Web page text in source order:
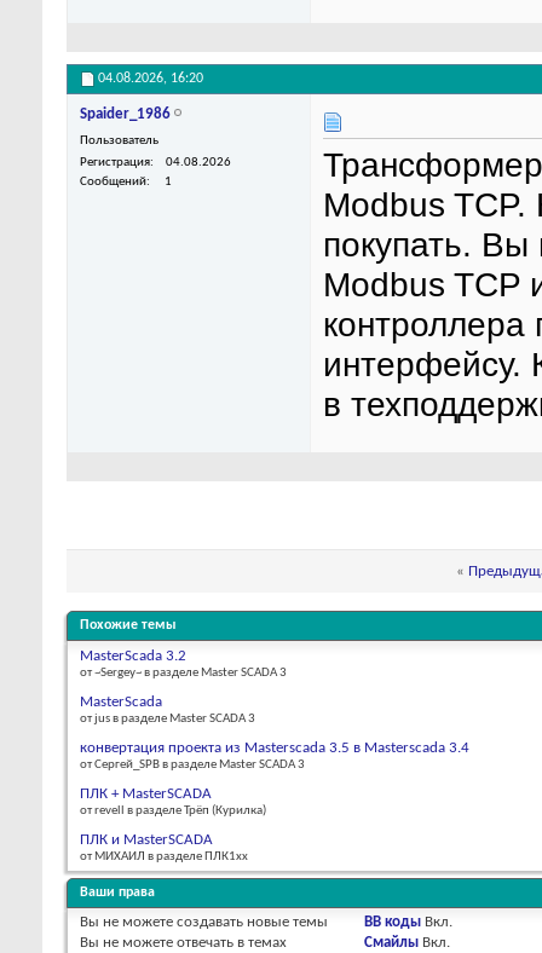
04.08.2026, 16:20
Spaider_1986
Пользователь
Регистрация
04.08.2026
Сообщений
1
Modbus TCP.
покупать. Вы
Modbus TCP
контроллера
интерфейсу.
в
«
Похожие темы
MasterScada 3.2
от ~Sergey~ в разделе Master SCADA 3
MasterScada
от jus в разделе Master SCADA 3
конвертация проекта из Masterscada 3.5 в Masterscada 3.4
от Сергей_SPB в разделе Master SCADA 3
ПЛК + MasterSCADA
от revell в разделе Трёп (Курилка)
ПЛК и MasterSCADA
от МИХАИЛ в разделе ПЛК1хх
Ваши права
Вы не можете создавать новые темы
Вы не можете отвечать в темах
BB коды Вкл.
Смайлы Вкл.